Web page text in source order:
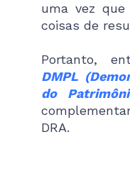
uma vez
coisas de
Portanto,
DMPL
do
DRA.